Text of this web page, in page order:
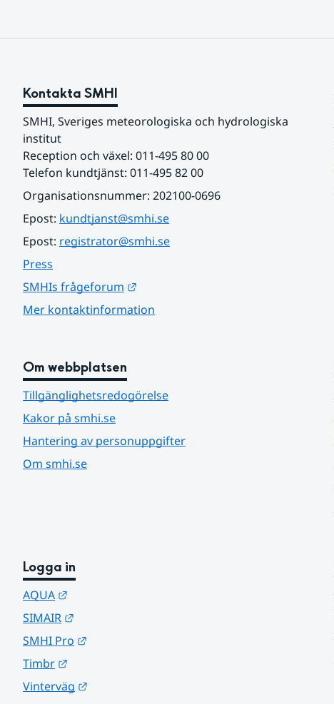
Kontakta SMHI
SMHI, Sveriges meteorologiska och hydrologiska
institut
Reception och växel: 011-495 80 00
Telefon kundtjänst: 011-495 82 00
Organisationsnummer: 202100-0696
Epost: kundtjanst@smhi.se
Epost: registrator@smhi.se
Press
SMHIs frågeforum
Mer kontaktinformation
Om webbplatsen
Tillgänglighetsredogörelse
Kakor på smhi.se
Hantering av personuppgifter
Om smhi.se
Logga in
AQUA
SIMAIR
SMHI Pro
Timbr
Vinterväg